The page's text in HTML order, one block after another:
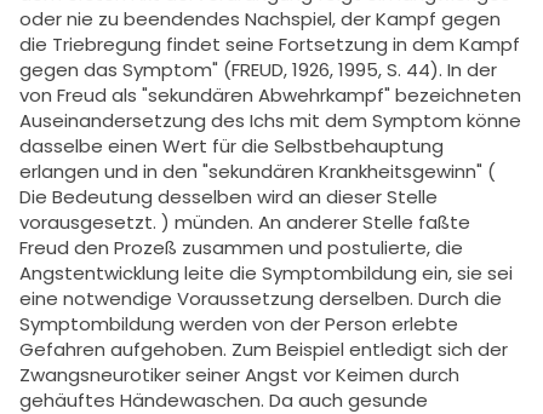
oder nie zu beendendes Nachspiel, der Kampf gegen
die Triebregung findet seine Fortsetzung in dem Kampf
gegen das Symptom" (FREUD, 1926, 1995, S. 44). In der
von Freud als "sekundären Abwehrkampf" bezeichneten
Auseinandersetzung des Ichs mit dem Symptom könne
dasselbe einen Wert für die Selbstbehauptung
erlangen und in den "sekundären Krankheitsgewinn" (
Die Bedeutung desselben wird an dieser Stelle
vorausgesetzt. ) münden. An anderer Stelle faßte
Freud den Prozeß zusammen und postulierte, die
Angstentwicklung leite die Symptombildung ein, sie sei
eine notwendige Voraussetzung derselben. Durch die
Symptombildung werden von der Person erlebte
Gefahren aufgehoben. Zum Beispiel entledigt sich der
Zwangsneurotiker seiner Angst vor Keimen durch
gehäuftes Händewaschen. Da auch gesunde